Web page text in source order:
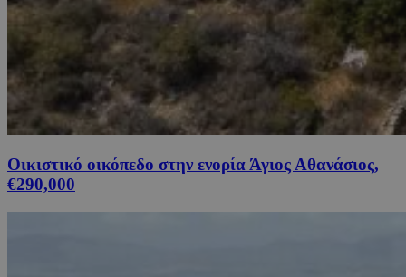
Οικιστικό οικόπεδο στην ενορία Άγιος Αθανάσιος,
€290,000